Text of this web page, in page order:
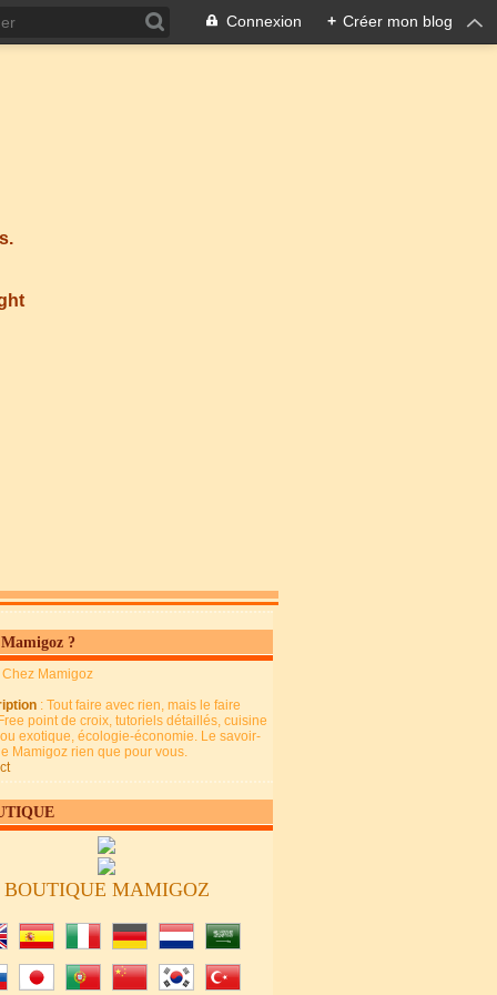
Connexion + Créer mon blog
?
Chez Mamigoz
: Tout faire avec rien, mais le faire
point de croix, tutoriels détaillés, cuisine
exotique, écologie-économie. Le savoir-
Mamigoz rien que pour vous.
BOUTIQUE MAMIGOZ